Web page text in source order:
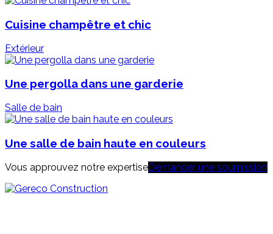
Cuisine champêtre et chic
Extérieur
Une pergolla dans une garderie
Salle de bain
Une salle de bain haute en couleurs
Vous approuvez notre expertiseDemander une soumission